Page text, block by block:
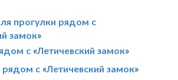
прогулки рядом с
замок»
с «Летичевский замок»
с «Летичевский замок»